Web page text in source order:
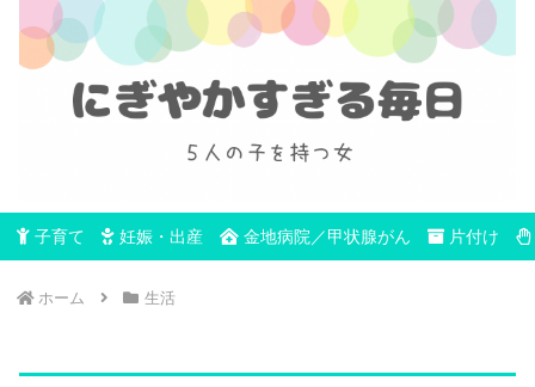
子育て 妊娠・出産 金地病院／甲状腺がん 片付け
ホーム 生活